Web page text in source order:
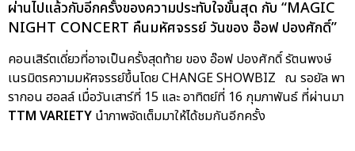
ผ่านไปแล้วกับอีกครั้งของความประทับใจขั้นสุด กับ “MAGIC
NIGHT CONCERT คืนมหัศจรรย์ วันของ อ๊อฟ ปองศักดิ์”
คอนเสิร์ตเดี่ยวที่อาจเป็นครั้งสุดท้าย ของ อ๊อฟ ปองศักดิ์ รัตนพงษ์
เนรมิตรความมหัศจรรย์ขึ้นโดย CHANGE SHOWBIZ ณ รอยัล พา
รากอน ฮอลล์ เมื่อวันเสาร์ที่ 15 และ อาทิตย์ที่ 16 กุมภาพันธ์ ที่ผ่านมา
TTM VARIETY นำภาพจัดเต็มมาให้ได้ชมกันอีกครั้ง